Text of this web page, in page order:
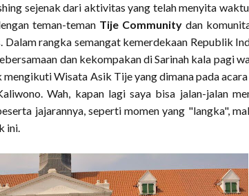
sejenak dari aktivitas yang telah menyita
teman-teman Tije Communitydan
Dalam rangka semangat kemerdekaan Republik
dan kekompakan di Sarinah kala pagi
Wisata Asik Tije yang dimana pada
Wah, kapan lagi saya bisa jalan-jalan
jajarannya, seperti momen yang "langka",
ini.